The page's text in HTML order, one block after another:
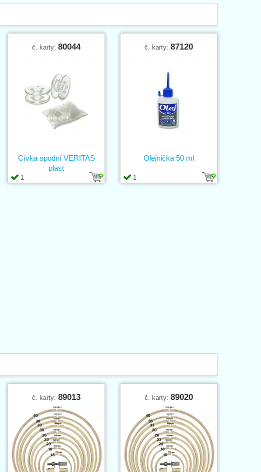
č. karty: 80044
1
Cívka spodní VERITAS
plast
č. karty: 87120
1
Olejnička 50 ml
č. karty: 89013 č. karty: 89020